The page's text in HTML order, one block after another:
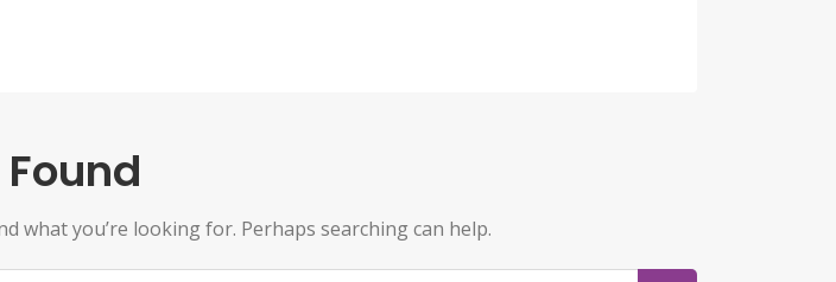
what you’re looking for. Perhaps searching can help.